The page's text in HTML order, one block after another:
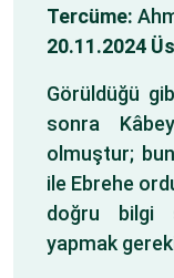
Tercüme:
20.11.2024
Görüldüğü
sonra
olmuştur;
ile Ebrehe
doğru bilgi
yapmak